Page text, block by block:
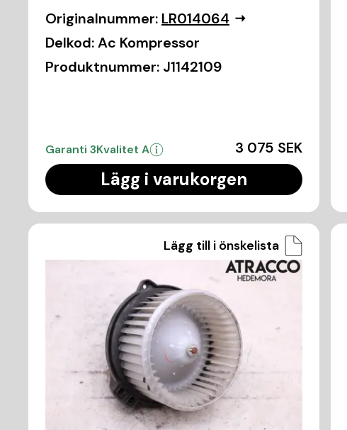
Originalnummer: LR014064
Delkod:Ac Kompressor
Produktnummer: J1142109
Garanti 3Kvalitet A 3 075 SEK
Lägg i varukorgen
Lägg till i önskelista